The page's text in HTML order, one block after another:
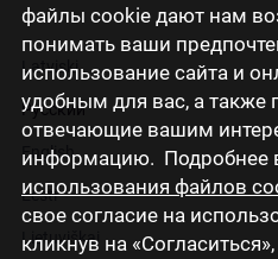
файлы cookie дают нам
понимать ваши
использование сайта и
удобным для вас, а также
отвечающие вашим
информацию. Подробнее
использования файлов
свое согласие на
кликнув на
Latviski
Русский
English
Eesti
Lietuviškai